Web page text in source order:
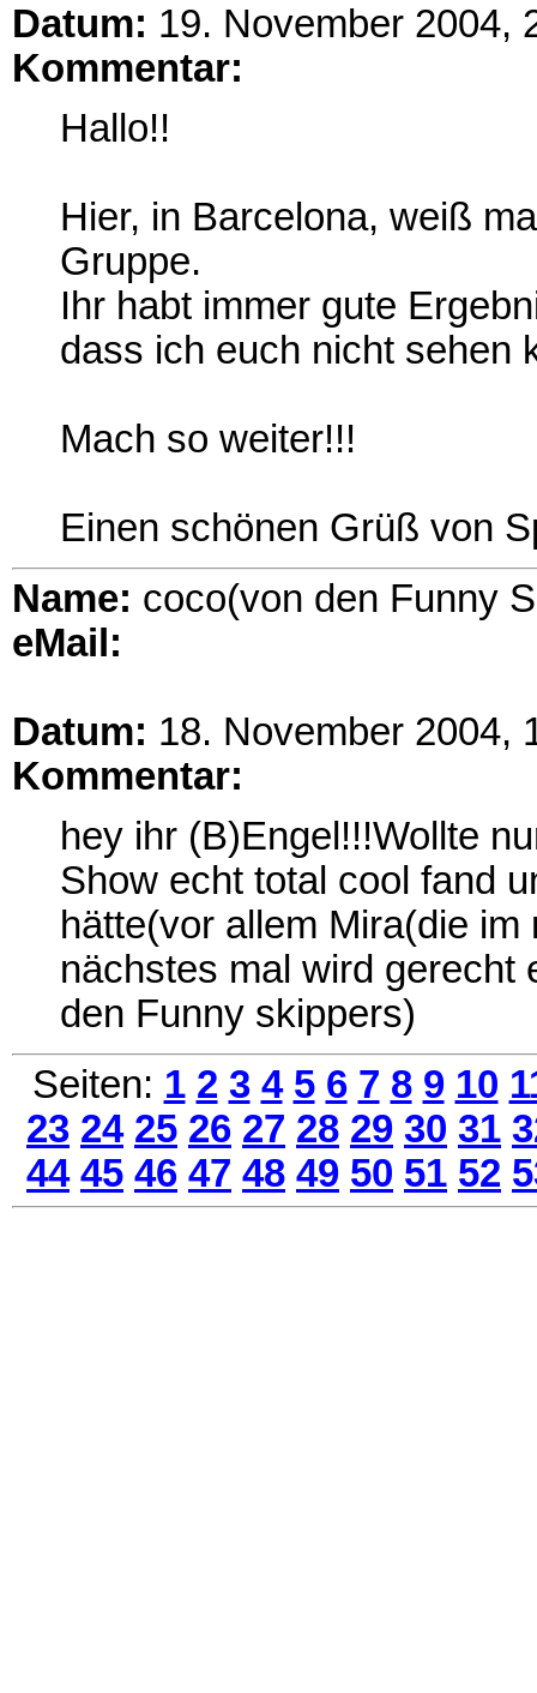
Datum: 19. November 2004,
Kommentar:
Hallo!!
Hier, in Barcelona, weiß
Gruppe.
Ihr habt immer gute
dass ich euch nicht sehen
Mach so weiter!!!
Einen schönen Grüß von
Name: coco(von den Funny
eMail:
Datum: 18. November 2004,
Kommentar:
hey ihr (B)Engel!!!Wollte
Show echt total cool fand
hätte(vor allem Mira(die
nächstes mal wird gerecht
den Funny skippers)
Seiten: 1 2 3 4 5 6 7 8 9 10
23 24 25 26 27 28 29 30 31
44 45 46 47 48 49 50 51 52